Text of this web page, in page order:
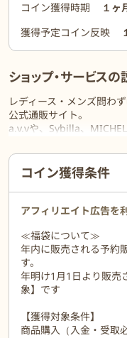
コイン獲得時期
１ヶ
獲得予定コイン反映
ショップ・サービスの
レディース・メンズ問わ
公式通販サイト。
a.v.vや、Sybilla、
ご利用前に必ずお読みくだ
コイン獲得条件
アフィリエイト広告を
≪福袋について≫
年内に販売される予約
す。
年明け1月1日より販売
象】です
【獲得対象条件】
商品購入（入金・受取必